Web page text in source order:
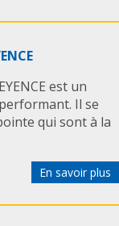
est un
Il se
qui sont à la
En savoir plus